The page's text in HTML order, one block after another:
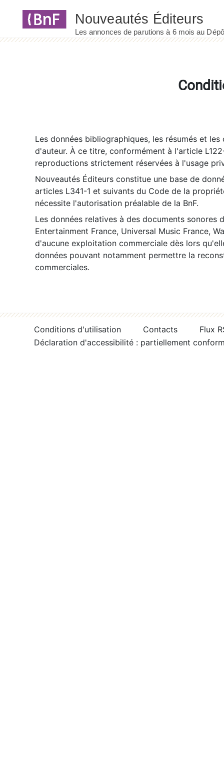
Les données bibliographiques, les résumés et
d'auteur. À ce titre, conformément à l'article
reproductions strictement réservées à l'usage
Nouveautés Éditeurs constitue une base de
articles L341-1 et suivants du Code de la
nécessite l'autorisation préalable de la BnF.
Les données relatives à des documents sonores
Entertainment France, Universal Music France,
d'aucune exploitation commerciale dès lors
données pouvant notamment permettre la
commerciales.
Conditions d'utilisation Contacts
Flux
Déclaration d'accessibilité : partiellement